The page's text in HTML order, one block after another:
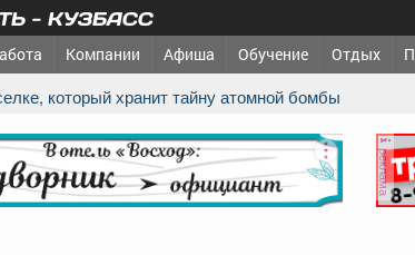
- КУЗБАСС
Компании Афиша Обучение Отдых
который хранит тайну атомной бомбы
реклама